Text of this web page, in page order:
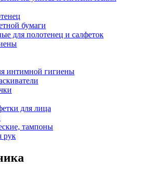
бумаги
для полотенец и салфеток
интимной гигиены
для лица
тампоны
рук